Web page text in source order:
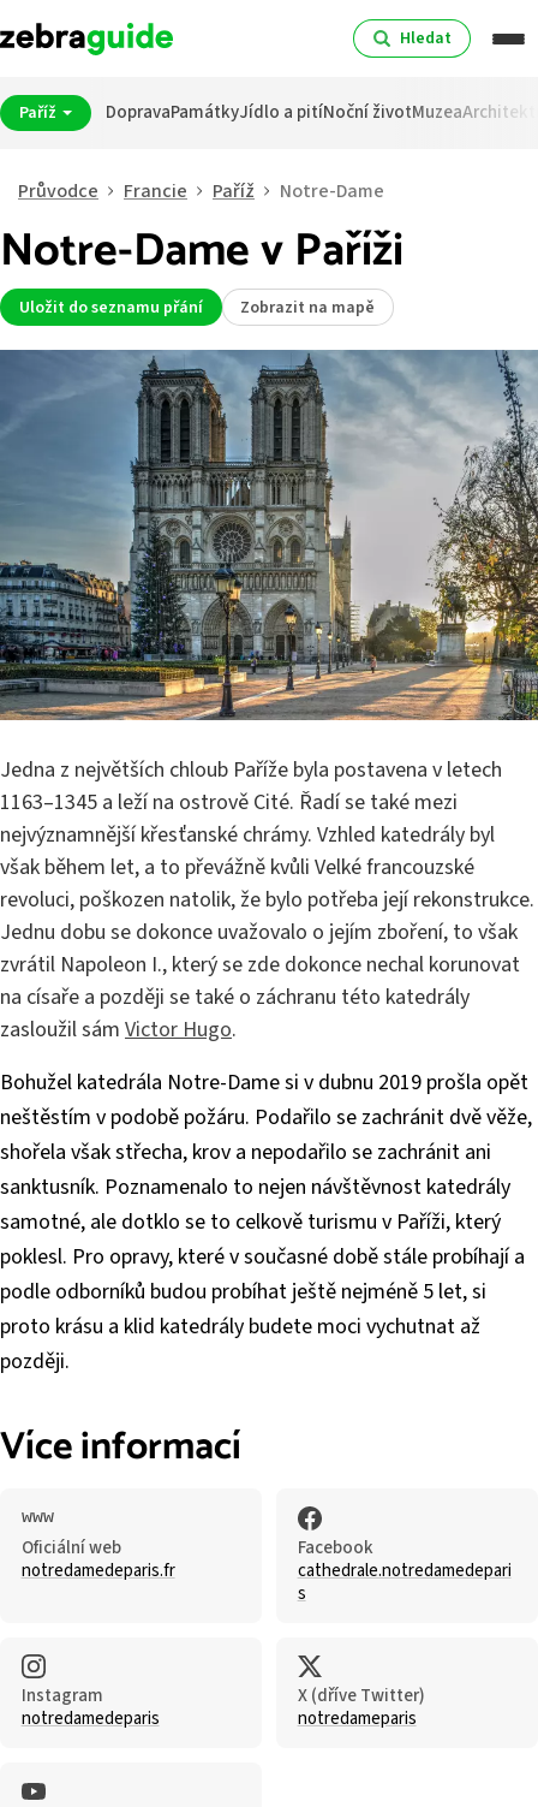
Hledat
Paříž DopravaPamátkyJídlo a pitíNoční životMuzea
Průvodce Francie Paříž Notre-Dame
Notre-Dame v Paříži
Uložit do seznamu přání Zobrazit na mapě
Jedna z největších chloub Paříže byla postavena v letech
1163–1345 a leží na ostrově Cité. Řadí se také mezi
nejvýznamnější křesťanské chrámy. Vzhled katedrály byl
však během let, a to převážně kvůli Velké francouzské
revoluci, poškozen natolik, že bylo potřeba její rekonstrukce.
Jednu dobu se dokonce uvažovalo o jejím zboření, to však
zvrátil Napoleon I., který se zde dokonce nechal korunovat
na císaře a později se také o záchranu této katedrály
zasloužil sám Victor Hugo.
Bohužel katedrála Notre-Dame si v dubnu 2019 prošla opět
neštěstím v podobě požáru. Podařilo se zachránit dvě věže,
shořela však střecha, krov a nepodařilo se zachránit ani
sanktusník. Poznamenalo to nejen návštěvnost katedrály
samotné, ale dotklo se to celkově turismu v Paříži, který
poklesl. Pro opravy, které v současné době stále probíhají a
podle odborníků budou probíhat ještě nejméně 5 let, si
proto krásu a klid katedrály budete moci vychutnat až
později.
Více informací
Oficiální web
notredamedeparis.fr
Facebook
cathedrale.notredamedepari
s
Instagram
notredamedeparis
X (dříve Twitter)
notredameparis